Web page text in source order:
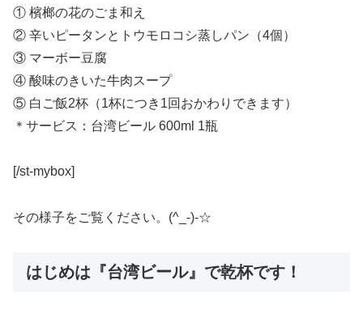
① 檳榔の花のごま和え
② 辛いピータンとトウモロコシ蒸しパン（4個）
③ マーボー豆腐
④ 酸味のきいた牛肉スープ
⑤ 白ご飯2杯（1杯につき1回おかわりできます）
＊サービス：台湾ビール 600ml 1瓶
[/st-mybox]
その様子をご覧ください。(^_-)-☆
はじめは『台湾ビール』で乾杯です！